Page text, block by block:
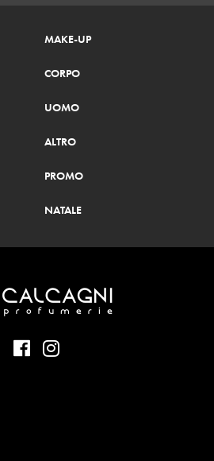
MAKE-UP
CORPO
UOMO
ALTRO
PROMO
NATALE